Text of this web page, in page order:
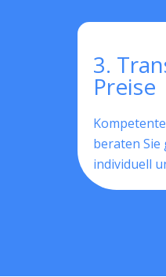
3.
Preise
beraten Sie
individuell